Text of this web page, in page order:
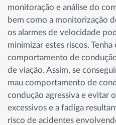
monitoração e análise do
bem como a monitorização
os alarmes de velocidade
minimizar estes riscos.
comportamento de
de viação. Assim, se
mau comportamento de
condução agressiva e evitar
excessivos e a fadiga
risco de acidentes